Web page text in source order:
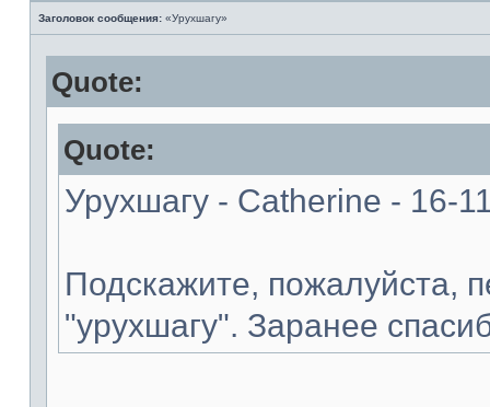
Заголовок сообщения: «Урухшагу»
Quote:
Quote:
Урухшагу - Catherine - 16-
Подскажите, пожалуйста,
"урухшагу". Заранее